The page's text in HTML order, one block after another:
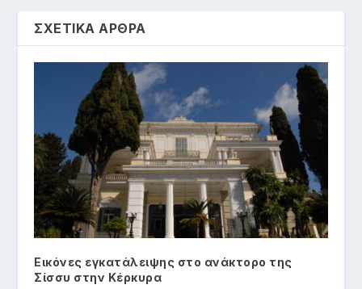
ΣΧΕΤΙΚΑ ΑΡΘΡΑ
Εικόνες εγκατάλειψης στο ανάκτορο της
Σίσσυ στην Κέρκυρα